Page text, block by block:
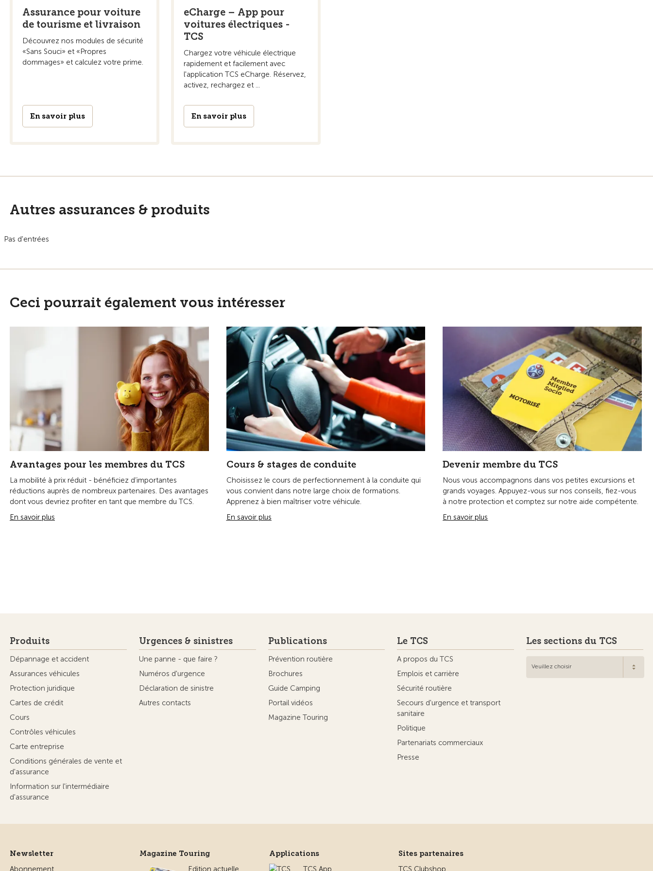
Assurance pour voiture
de tourisme et livraison
Découvrez nos modules de sécurité
«Sans Souci» et «Propres
dommages» et calculez votre prime.
En savoir plus
eCharge – App pour
voitures électriques -
TCS
Chargez votre véhicule électrique
rapidement et facilement avec
l'application TCS eCharge. Réservez,
activez, rechargez et ...
En savoir plus
Autres assurances & produits
Pas d'entrées
Ceci pourrait également vous intéresser
Avantages pour les membres du TCS
La mobilité à prix réduit - bénéficiez d’importantes
réductions auprès de nombreux partenaires. Des avantages
dont vous devriez profiter en tant que membre du TCS.
En savoir plus
Cours & stages de conduite
Choisissez le cours de perfectionnement à la conduite qui
vous convient dans notre large choix de formations.
Apprenez à bien maîtriser votre véhicule.
En savoir plus
Devenir membre du TCS
Nous vous accompagnons dans vos petites excursions et
grands voyages. Appuyez-vous sur nos conseils, fiez-vous
à notre protection et comptez sur notre aide compétente.
En savoir plus
Produits
Dépannage et accident
Assurances véhicules
Protection juridique
Cartes de crédit
Cours
Contrôles véhicules
Carte entreprise
Conditions générales de vente et
d'assurance
Information sur l'intermédiaire
d'assurance
Urgences & sinistres
Une panne - que faire ?
Numéros d'urgence
Déclaration de sinistre
Autres contacts
Publications
Prévention routière
Brochures
Guide Camping
Portail vidéos
Magazine Touring
Le TCS
A propos du TCS
Emplois et carrière
Sécurité routière
Secours d'urgence et transport
sanitaire
Politique
Partenariats commerciaux
Presse
Les sections du TCS
Veuillez choisir
Newsletter
Abonnement
Magazine Touring
Edition actuelle
Applications
TCS App
Sites partenaires
TCS Clubshop